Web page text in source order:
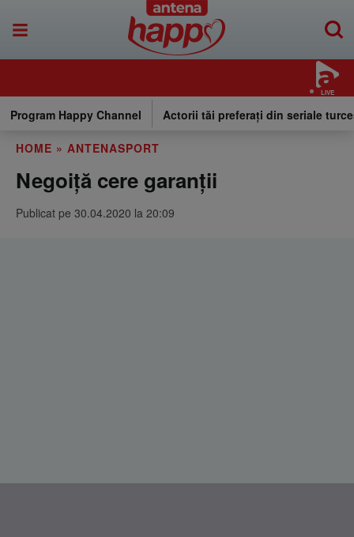
LIVE
Program Happy Channel Actorii tăi preferați din seriale
HOME » ANTENASPORT
Negoiță cere garanții
Publicat pe 30.04.2020 la 20:09